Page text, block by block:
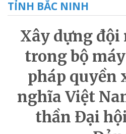
TỈNH BẮC NINH
Xây dựng đội
trong bộ
pháp quyền
nghĩa Việt
thần Đại